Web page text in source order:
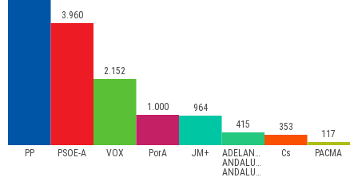
PP PSOE-A VOX PorA JM+
ADELANTE
ANDALUCÍA-
ANDALUCISTAS
Cs PACMA
3.960
2.152
1.000
964
415
353
117